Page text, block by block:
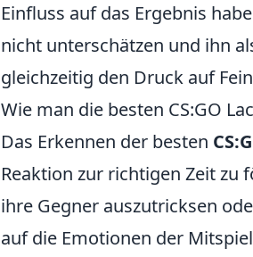
Einfluss auf das Ergebnis
nicht unterschätzen und ihn
gleichzeitig den Druck auf
Wie man die besten CS:GO
Das Erkennen der besten
Reaktion zur richtigen Zeit zu
ihre Gegner auszutricksen
auf die Emotionen der